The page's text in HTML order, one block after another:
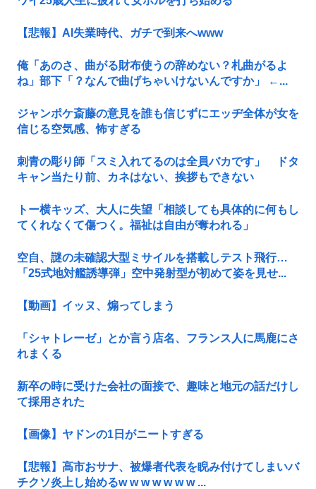
【悲報】AI失業時代、ガチで到来へwww
俺「あのさ、曲がる財布使うの辞めない？札曲がるよ
ね」部下「？なんで曲げちゃいけないんですか」 ←...
ジャンポケ斎藤の意見を誰も信じずにエッヂ全体が女を
信じる空気感、怖すぎる
刺青の彫り師「スミ入れてるのは全員バカです」 ドタ
キャン当たり前、カネはない、挨拶もできない
トー横キッズ、大人に失望「相談しても具体的に何もし
てくれなくて傷つく。福祉は自由が奪われる」
空自、謎の未確認大型ミサイルを搭載しテスト飛行…
「25式地対艦誘導弾」空中発射型が初めて姿を見せ...
【動画】イッヌ、煽ってしまう
「シャトレーゼ」とか言う店名、フランス人に馬鹿にさ
れまくる
新卒の時に受けた会社の面接で、趣味と地元の話だけし
て採用された
【画像】ヤドンの1日がニートすぎる
【悲報】高市おサナ、被爆者代表を睨み付けてしまいバ
チクソ炎上し始めるw w w w w w w ...